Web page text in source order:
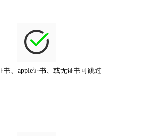
书、apple证书、或无证书可跳过